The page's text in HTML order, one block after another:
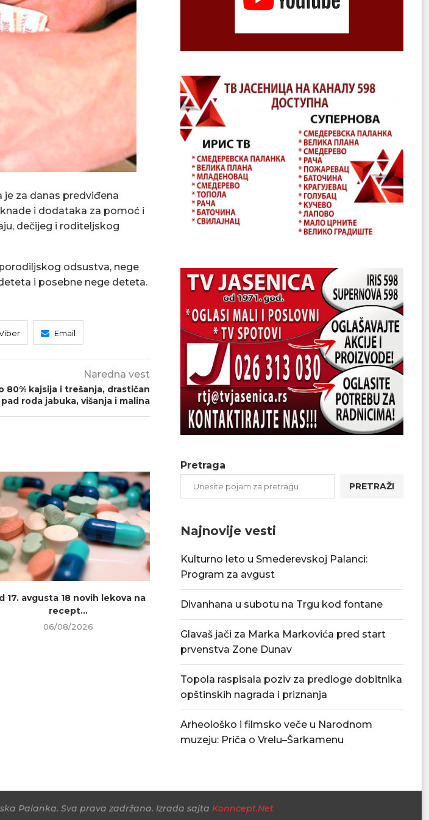
je za danas predviđena
i dodataka za pomoć i
dečijeg i roditeljskog
odsustva, nege
i posebne nege deteta.
Email
Naredna vest
80% kajsija i trešanja, drastičan
pad roda jabuka, višanja i malina
17. avgusta 18 novih lekova na
recept...
06/08/2026
Povećan rizik od požara – apel
građanima da...
U Smederevskoj
Pretraga
PRETRAŽI
Najnovije vesti
Kulturno leto u Smederevskoj Palanci:
Program za avgust
Divanhana u subotu na Trgu kod fontane
Glavaš jači za Marka Markovića pred start
prvenstva Zone Dunav
Topola raspisala poziv za predloge dobitnika
opštinskih nagrada i priznanja
Arheološko i filmsko veče u Narodnom
muzeju: Priča o Vrelu–Šarkamenu
Palanka. Sva prava zadržana. Izrada sajta Konncept.Net